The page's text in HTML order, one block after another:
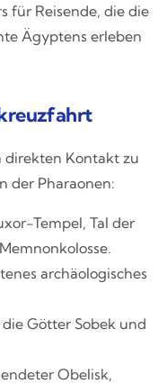
für Reisende, die die
Ägyptens erleben
direkten Kontakt zu
der Pharaonen:
Tempel, Tal der
archäologisches
Götter Sobek und
Obelisk,